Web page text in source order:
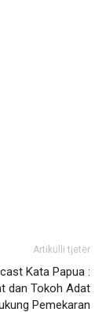
Artikulli tjetër
Kata Papua :
dan Tokoh Adat
Pemekaran